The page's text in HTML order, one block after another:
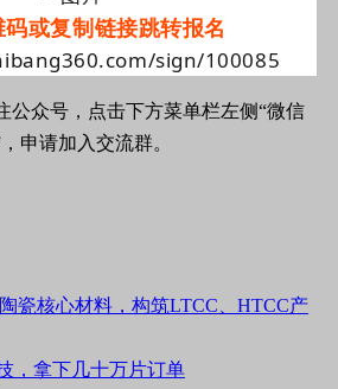
或复制链接跳转报名
sign/100085
公众号，点击下方菜单栏左侧“微信
申请加入交流群。
瓷核心材料，构筑LTCC、HTCC产
，拿下几十万片订单